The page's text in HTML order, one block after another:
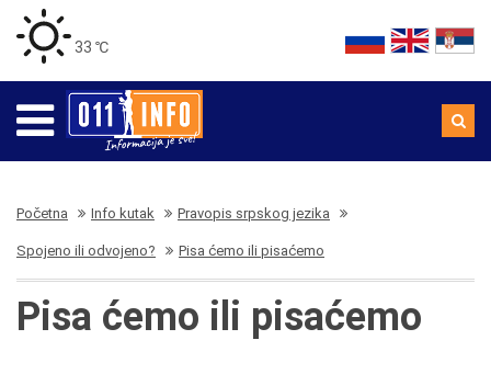
33 ℃
Početna Info kutak Pravopis srpskog jezika
Spojeno ili odvojeno? Pisa ćemo ili pisaćemo
Pisa ćemo ili pisaćemo